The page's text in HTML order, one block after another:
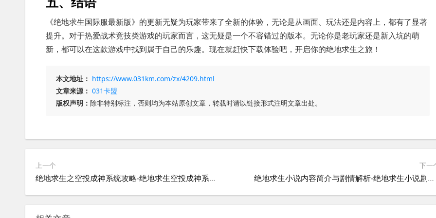
《绝地求生国际服最新版》的更新无疑为玩家带来了全新的体验，无论是从画面、玩法还是内容上，都有了显著
提升。对于热爱战术竞技类游戏的玩家而言，这无疑是一个不容错过的版本。无论你是老玩家还是新入坑的萌
新，都可以在这款游戏中找到属于自己的乐趣。现在就赶快下载体验吧，开启你的绝地求生之旅！
本文地址： https://www.031km.com/zx/4209.html
文章来源： 031卡盟
版权声明： 除非特别标注，否则均为本站原创文章，转载时请以链接形式注明文章出处。
上一个
绝地求生之空投成神系统攻略-绝地求生空投成神系统怎么玩
下一
绝地求生小说内容简介与剧情解析-绝地求生小说剧情发展与角色介绍